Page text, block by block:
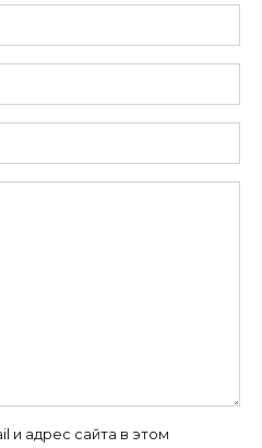
и адрес сайта в этом